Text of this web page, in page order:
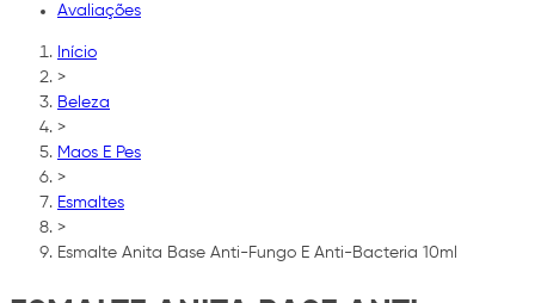
Avaliações
Início
>
Beleza
>
Maos E Pes
>
Esmaltes
>
Esmalte Anita Base Anti-Fungo E Anti-Bacteria 10ml